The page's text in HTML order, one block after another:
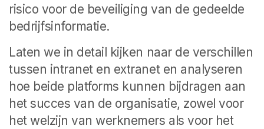
risico voor de beveiliging van de gedeelde
bedrijfsinformatie.
Laten we in detail kijken naar de verschillen
tussen intranet en extranet en analyseren
hoe beide platforms kunnen bijdragen aan
het succes van de organisatie, zowel voor
het welzijn van werknemers als voor het